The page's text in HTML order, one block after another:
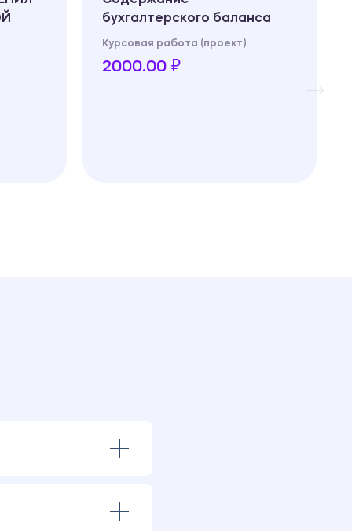
бухгалтерского баланса
Курсовая работа (проект)
2000.00 ₽